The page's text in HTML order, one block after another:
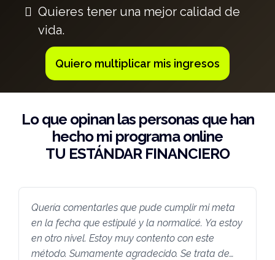
Quieres tener una mejor calidad de
vida.
Quiero multiplicar mis ingresos
Lo que opinan las personas que han
hecho mi programa online
TU ESTÁNDAR FINANCIERO
Quería comentarles que pude cumplir mi meta
en la fecha que estipulé y la normalicé. Ya estoy
en otro nivel. Estoy muy contento con este
método. Sumamente agradecido. Se trata de